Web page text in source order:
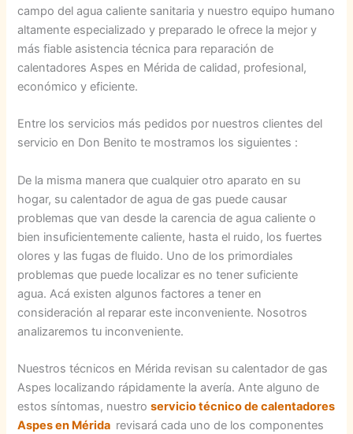
campo del agua caliente sanitaria y nuestro equipo humano
altamente especializado y preparado le ofrece la mejor y
más fiable asistencia técnica para reparación de
calentadores Aspes en Mérida de calidad, profesional,
económico y eficiente.
Entre los servicios más pedidos por nuestros clientes del
servicio en Don Benito te mostramos los siguientes :
De la misma manera que cualquier otro aparato en su
hogar, su calentador de agua de gas puede causar
problemas que van desde la carencia de agua caliente o
bien insuficientemente caliente, hasta el ruido, los fuertes
olores y las fugas de fluido. Uno de los primordiales
problemas que puede localizar es no tener suficiente
agua. Acá existen algunos factores a tener en
consideración al reparar este inconveniente. Nosotros
analizaremos tu inconveniente.
Nuestros técnicos en Mérida revisan su calentador de gas
Aspes localizando rápidamente la avería. Ante alguno de
estos síntomas, nuestroservicio técnico de calentadores
Aspes en Mérida revisará cada uno de los componentes